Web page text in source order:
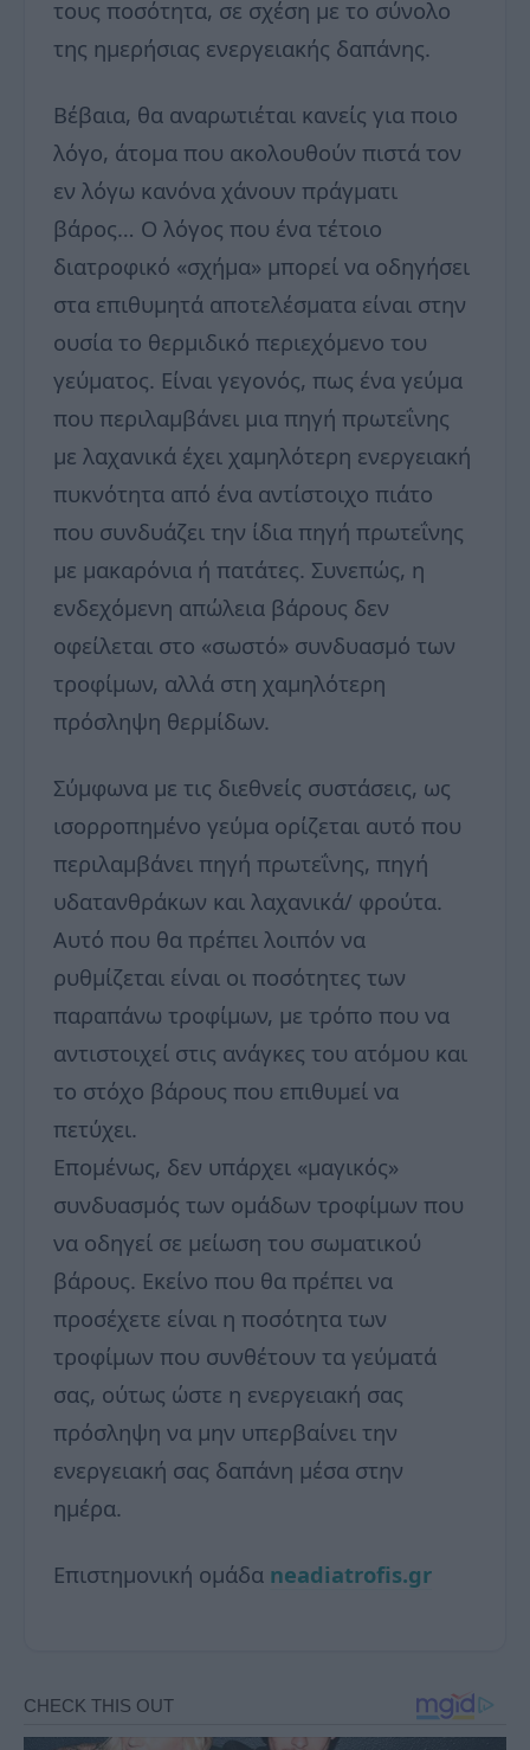
τους ποσότητα, σε σχέση με το σύνολο
της ημερήσιας ενεργειακής δαπάνης.
Βέβαια, θα αναρωτιέται κανείς για ποιο
λόγο, άτομα που ακολουθούν πιστά τον
εν λόγω κανόνα χάνουν πράγματι
βάρος… Ο λόγος που ένα τέτοιο
διατροφικό «σχήμα» μπορεί να οδηγήσει
στα επιθυμητά αποτελέσματα είναι στην
ουσία το θερμιδικό περιεχόμενο του
γεύματος. Είναι γεγονός, πως ένα γεύμα
που περιλαμβάνει μια πηγή πρωτεΐνης
με λαχανικά έχει χαμηλότερη ενεργειακή
πυκνότητα από ένα αντίστοιχο πιάτο
που συνδυάζει την ίδια πηγή πρωτεΐνης
με μακαρόνια ή πατάτες. Συνεπώς, η
ενδεχόμενη απώλεια βάρους δεν
οφείλεται στο «σωστό» συνδυασμό των
τροφίμων, αλλά στη χαμηλότερη
πρόσληψη θερμίδων.
Σύμφωνα με τις διεθνείς συστάσεις, ως
ισορροπημένο γεύμα ορίζεται αυτό που
περιλαμβάνει πηγή πρωτεΐνης, πηγή
υδατανθράκων και λαχανικά/ φρούτα.
Αυτό που θα πρέπει λοιπόν να
ρυθμίζεται είναι οι ποσότητες των
παραπάνω τροφίμων, με τρόπο που να
αντιστοιχεί στις ανάγκες του ατόμου και
το στόχο βάρους που επιθυμεί να
πετύχει.
Επομένως, δεν υπάρχει «μαγικός»
συνδυασμός των ομάδων τροφίμων που
να οδηγεί σε μείωση του σωματικού
βάρους. Εκείνο που θα πρέπει να
προσέχετε είναι η ποσότητα των
τροφίμων που συνθέτουν τα γεύματά
σας, ούτως ώστε η ενεργειακή σας
πρόσληψη να μην υπερβαίνει την
ενεργειακή σας δαπάνη μέσα στην
ημέρα.
Επιστημονική ομάδα neadiatrofis.gr